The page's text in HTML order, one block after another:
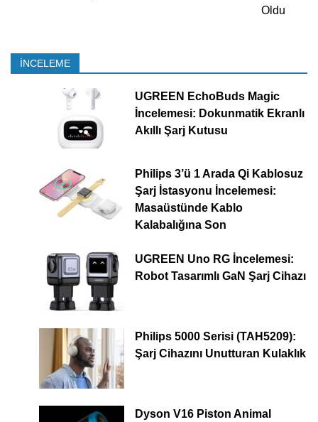
Oldu
İNCELEME
UGREEN EchoBuds Magic
İncelemesi: Dokunmatik Ekranlı
Akıllı Şarj Kutusu
Philips 3’ü 1 Arada Qi Kablosuz
Şarj İstasyonu İncelemesi:
Masaüstünde Kablo
Kalabalığına Son
UGREEN Uno RG İncelemesi:
Robot Tasarımlı GaN Şarj Cihazı
Philips 5000 Serisi (TAH5209):
Şarj Cihazını Unutturan Kulaklık
Dyson V16 Piston Animal